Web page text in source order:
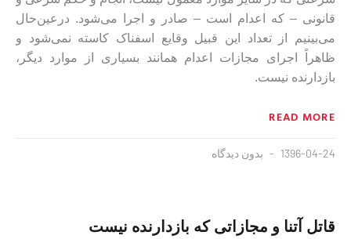
قانونی – که اعدام است – صادر و اجرا می‌شود. درعین‌حال
می‌بینیم از تعداد این قبیل وقایع اسفناک کاسته نمی‌شود و
ظاهراً اجرای مجازات اعدام همانند بسیاری از موارد دیگر،
بازدارنده نیست.
READ MORE
1396-04-24 بدون دیدگاه
قاتل آتنا و مجازاتی که بازدارنده نیست